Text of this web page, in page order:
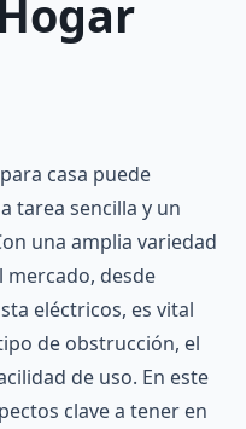
casa puede
tarea sencilla y un
una amplia variedad
mercado, desde
eléctricos, es vital
de obstrucción, el
de uso. En este
clave a tener en